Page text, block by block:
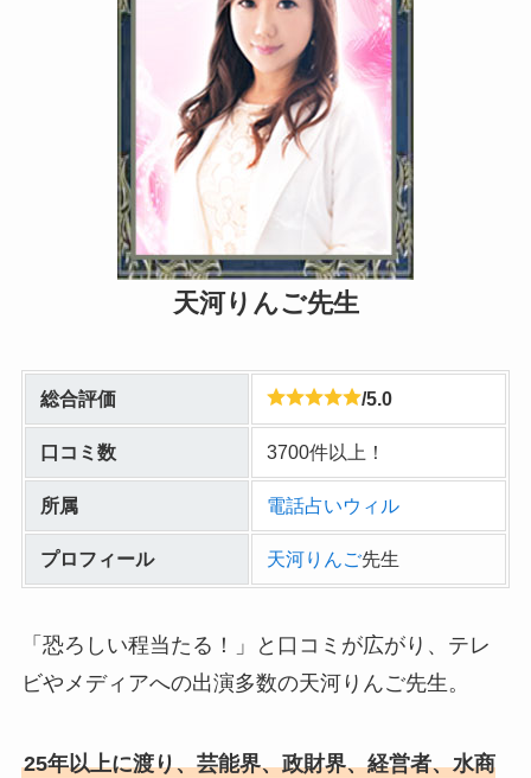
天河りんご先生
総合評価 /5.0
口コミ数 3700件以上！
所属 電話占いウィル
プロフィール 天河りんご先生
「恐ろしい程当たる！」と口コミが広がり、テレ
ビやメディアへの出演多数の天河りんご先生。
25年以上に渡り、芸能界、政財界、経営者、水商